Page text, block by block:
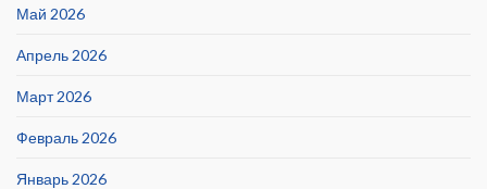
Май 2026
Апрель 2026
Март 2026
Февраль 2026
Январь 2026